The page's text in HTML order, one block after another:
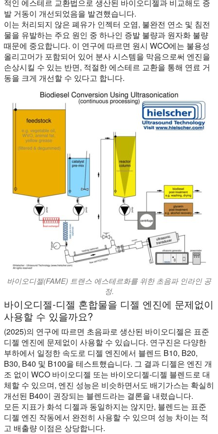
적인 에스테르 교환법으로 생산된 바이오디젤과 비교해도 증
발 거동이 개선되었음을 발견했습니다.
이는 처리되지 않은 폐유가 인젝터 오염, 불완전 연소 및 침전
물을 유발하는 주요 원인 중 하나인 증발 불량과 원자화 불량
때문에 중요합니다. 이 연구에 따르면 원시 WCO에는 불용성
올리고머가 포함되어 있어 분사 시스템을 막음으로써 엔진을
손상시킬 수 있는 반면, 적절한 에스테르 교환을 통해 연료 거
동을 크게 개선할 수 있다고 합니다.
바이오디젤(FAME) 트랜스 에스테르화를 위한 초음파 인라인 공
정.
바이오디젤-디젤 혼합물을 디젤 엔진에 문제없이
사용할 수 있을까요?
(2025)의 연구에 따르면 초음파로 생산된 바이오디젤은 표준
디젤 엔진에 문제없이 사용할 수 있습니다. 연구진은 다양한
부하에서 일정한 속도로 디젤 엔진에서 블렌드 B10, B20,
B30, B40 및 B100을 테스트했습니다. 그 결과 디젤은 엔진 개
조 없이 WCO 바이오디젤 또는 바이오디젤-디젤 블렌드로 대
체할 수 있으며, 엔진 성능은 비슷하면서도 배기가스는 확실히
개선된 B40이 권장되는 블렌드라는 결론을 내렸습니다.
모든 지표가 화석 디젤과 동일하지는 않지만, 블렌드는 표준
디젤 엔진 작동에서 완전히 사용할 수 있으며 성능 차이는 적
고 배출량 이점은 상당합니다.